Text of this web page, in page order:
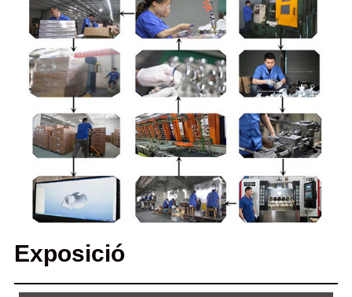
Exposició